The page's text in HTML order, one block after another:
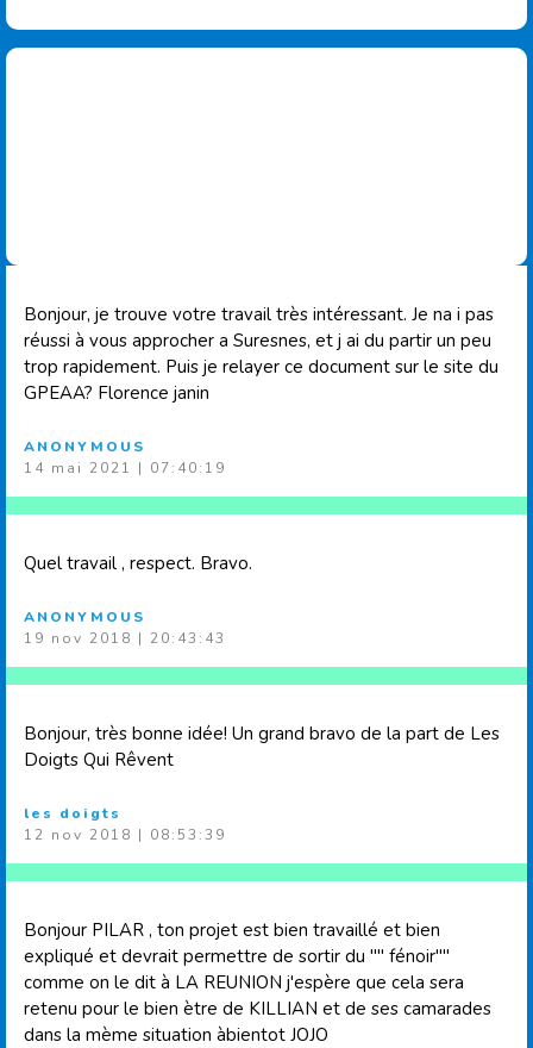
Bonjour, je trouve votre travail très intéressant. Je na i pas
réussi à vous approcher a Suresnes, et j ai du partir un peu
trop rapidement. Puis je relayer ce document sur le site du
GPEAA? Florence janin
ANONYMOUS
14 mai 2021 | 07:40:19
Quel travail , respect. Bravo.
ANONYMOUS
19 nov 2018 | 20:43:43
Bonjour, très bonne idée! Un grand bravo de la part de Les
Doigts Qui Rêvent
les doigts
12 nov 2018 | 08:53:39
Bonjour PILAR , ton projet est bien travaillé et bien
expliqué et devrait permettre de sortir du "" fénoir""
comme on le dit à LA REUNION j'espère que cela sera
retenu pour le bien ètre de KILLIAN et de ses camarades
dans la mème situation àbientot JOJO